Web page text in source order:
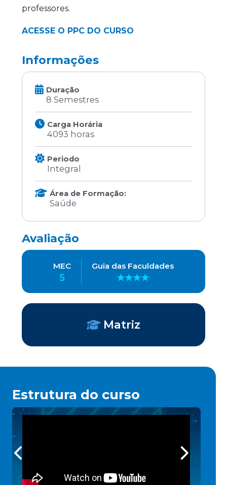
professores.
ACESSE O PPC DO CURSO
Informações
Duração
8 Semestres
Carga Horária
4093 horas
Periodo
Integral
Área de Formação:
Saúde
Avaliação
MEC
5
Guia das Faculdades
★★★★
Matriz
Estrutura do curso